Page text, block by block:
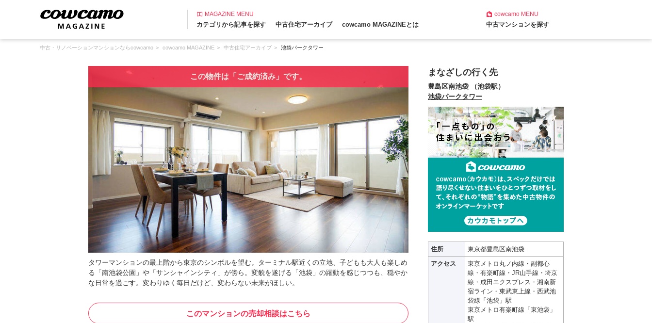
MAGAZINE MENU
カテゴリから記事を探す 中古住宅アーカイブ cowcamo MAGAZINEとは
cowcamoMENU
中古マンションを探す
中古・リノベーションマンションならcowcamo cowcamo MAGAZINE 中古住宅アーカイブ 池袋パークタワー
この物件は「ご成約済み」です。
タワーマンションの最上階から東京のシンボルを望む。ターミナル駅近くの立地、子どもも大人も楽しめ
る「南池袋公園」や「サンシャインシティ」が傍ら。変貌を遂げる「池袋」の躍動を感じつつも、穏やか
な日常を過ごす。変わりゆく毎日だけど、変わらない未来がほしい。
このマンションの売却相談はこちら
まなざしの行く先
豊島区南池袋 （池袋駅）
池袋パークタワー
住所
東京都豊島区南池袋
アクセス
東京メトロ丸ノ内線・副都心
線・有楽町線・JR山手線・埼京
線・成田エクスプレス・湘南新
宿ライン・東武東上線・西武池
袋線「池袋」駅
東京メトロ有楽町線「東池袋」
駅